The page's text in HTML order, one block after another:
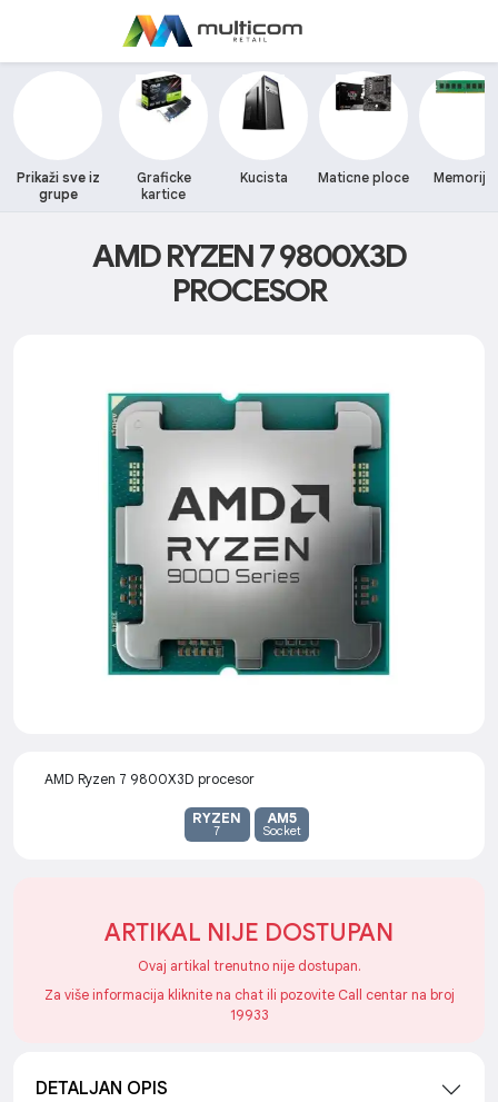
Prikaži sve iz
grupe
Graficke
kartice
Kucista Maticne ploce Memorija
AMD RYZEN 7 9800X3D
PROCESOR
AMD Ryzen 7 9800X3D procesor
RYZEN
7
AM5
Socket
ARTIKAL NIJE DOSTUPAN
Ovaj artikal trenutno nije dostupan.
Za više informacija kliknite na chat ili pozovite Call centar na broj
19933
DETALJAN OPIS